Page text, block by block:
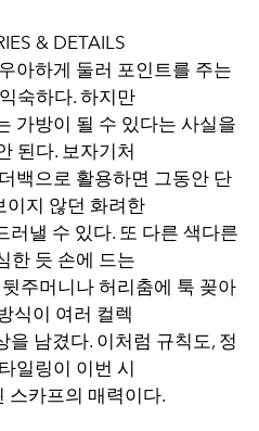
& DETAILS
아하게 둘러 포인트를 주는
숙하다. 하지만
가방이 될 수 있다는 사실을
된다. 보자기처
백으로 활용하면 그동안 단
이지 않던 화려한
러낼 수 있다. 또 다른 색다른
한 듯 손에 드는
주머니나 허리춤에 툭 꽂아
식이 여러 컬렉
남겼다. 이처럼 규칙도, 정
일링이 이번 시
스카프의 매력이다.